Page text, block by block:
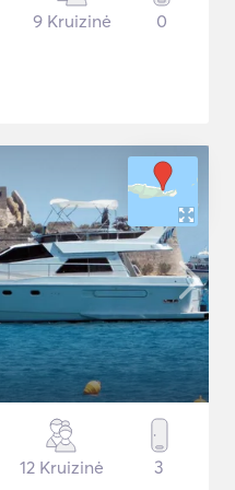
9 Kruizinė 0
12 Kruizinė 3